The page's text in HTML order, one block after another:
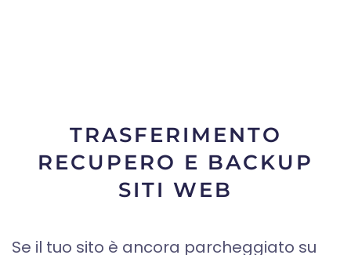
TRASFERIMENTO
RECUPERO E BACKUP
SITI WEB
Se il tuo sito è ancora parcheggiato su